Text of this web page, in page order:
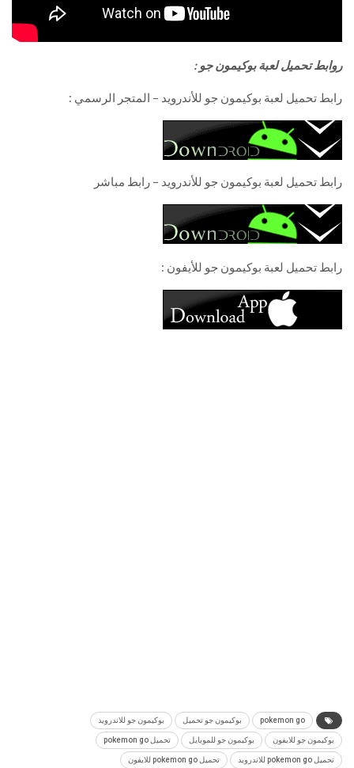
روابط تحميل لعبة بوكيمون جو :
رابط تحميل لعبة بوكيمون جو للأندرويد – المتجر الرسمي :
رابط تحميل لعبة بوكيمون جو للأندرويد – رابط مباشر
رابط تحميل لعبة بوكيمون جو للأيفون :
pokemon go بوكيمون جو تحميل بوكيمون جو للاندرويد
بوكيمون جو للايفون بوكيمون جو للموبايل تحميل pokemon go
تحميل pokemon go للاندرويد تحميل pokemon go للايفون